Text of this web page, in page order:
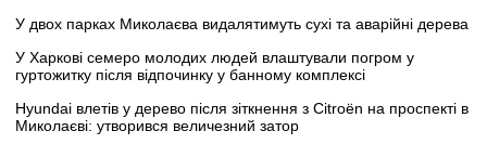
У двох парках Миколаєва видалятимуть сухі та аварійні дерева
У Харкові семеро молодих людей влаштували погром у
гуртожитку після відпочинку у банному комплексі
Hyundai влетів у дерево після зіткнення з Citroën на проспекті в
Миколаєві: утворився величезний затор